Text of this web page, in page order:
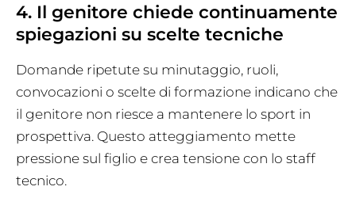
4. Il genitore chiede continuamente
spiegazioni su scelte tecniche
Domande ripetute su minutaggio, ruoli,
convocazioni o scelte di formazione indicano che
il genitore non riesce a mantenere lo sport in
prospettiva. Questo atteggiamento mette
pressione sul figlio e crea tensione con lo staff
tecnico.